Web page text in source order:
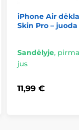
iPhone Air
Skin Pro – juoda
Sandėlyje,
jus
11,99 €